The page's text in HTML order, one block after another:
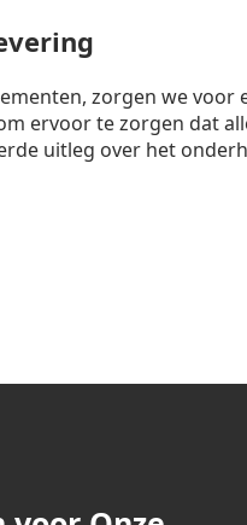
zorgen we
ervoor te zorgen dat
uitleg over het